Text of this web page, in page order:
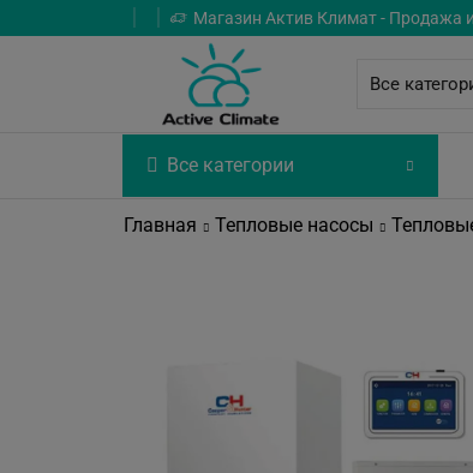
Магазин Актив Климат - Продажа
Все категории
Главная Тепловые насосы